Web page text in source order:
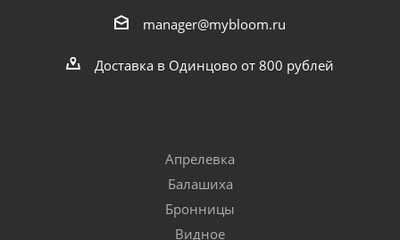
manager@mybloom.ru
Доставка в Одинцово от 800 рублей
Апрелевка
Балашиха
Бронницы
Видное